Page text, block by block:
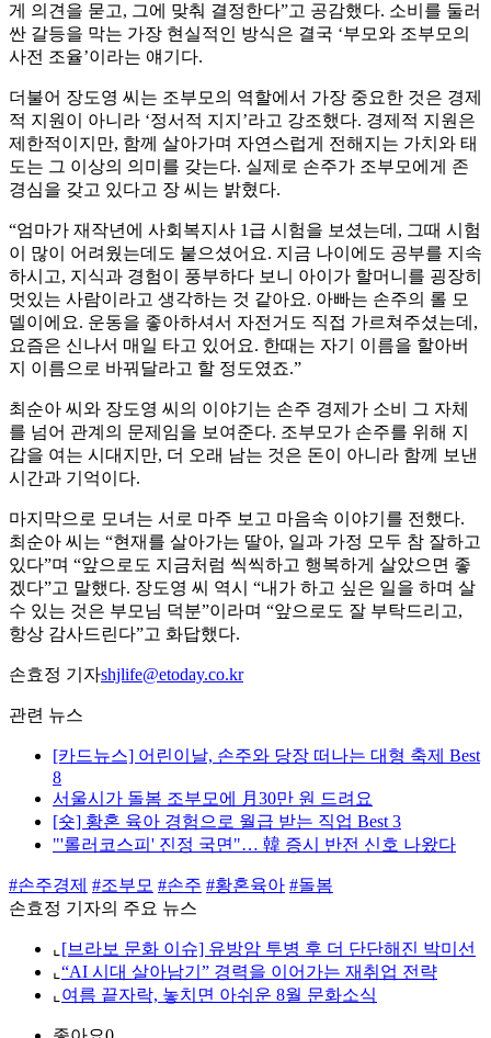
게 의견을 묻고, 그에 맞춰 결정한다”고 공감했다. 소비를 둘러
싼 갈등을 막는 가장 현실적인 방식은 결국 ‘부모와 조부모의
사전 조율’이라는 얘기다.
더불어 장도영 씨는 조부모의 역할에서 가장 중요한 것은 경제
적 지원이 아니라 ‘정서적 지지’라고 강조했다. 경제적 지원은
제한적이지만, 함께 살아가며 자연스럽게 전해지는 가치와 태
도는 그 이상의 의미를 갖는다. 실제로 손주가 조부모에게 존
경심을 갖고 있다고 장 씨는 밝혔다.
“엄마가 재작년에 사회복지사 1급 시험을 보셨는데, 그때 시험
이 많이 어려웠는데도 붙으셨어요. 지금 나이에도 공부를 지속
하시고, 지식과 경험이 풍부하다 보니 아이가 할머니를 굉장히
멋있는 사람이라고 생각하는 것 같아요. 아빠는 손주의 롤 모
델이에요. 운동을 좋아하셔서 자전거도 직접 가르쳐주셨는데,
요즘은 신나서 매일 타고 있어요. 한때는 자기 이름을 할아버
지 이름으로 바꿔달라고 할 정도였죠.”
최순아 씨와 장도영 씨의 이야기는 손주 경제가 소비 그 자체
를 넘어 관계의 문제임을 보여준다. 조부모가 손주를 위해 지
갑을 여는 시대지만, 더 오래 남는 것은 돈이 아니라 함께 보낸
시간과 기억이다.
마지막으로 모녀는 서로 마주 보고 마음속 이야기를 전했다.
최순아 씨는 “현재를 살아가는 딸아, 일과 가정 모두 참 잘하고
있다”며 “앞으로도 지금처럼 씩씩하고 행복하게 살았으면 좋
겠다”고 말했다. 장도영 씨 역시 “내가 하고 싶은 일을 하며 살
수 있는 것은 부모님 덕분”이라며 “앞으로도 잘 부탁드리고,
항상 감사드린다”고 화답했다.
손효정 기자shjlife@etoday.co.kr
관련 뉴스
[카드뉴스] 어린이날, 손주와 당장 떠나는 대형 축제 Best
8
서울시가 돌봄 조부모에 月30만 원 드려요
[숏] 황혼 육아 경험으로 월급 받는 직업 Best 3
"'롤러코스피' 진정 국면"… 韓 증시 반전 신호 나왔다
#손주경제 #조부모 #손주 #황혼육아 #돌봄
손효정 기자의 주요 뉴스
⌞ [브라보 문화 이슈] 유방암 투병 후 더 단단해진 박미선
⌞ “AI 시대 살아남기” 경력을 이어가는 재취업 전략
⌞ 여름 끝자락, 놓치면 아쉬운 8월 문화소식